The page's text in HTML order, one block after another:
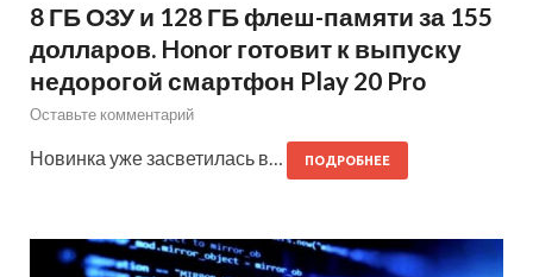
8 ГБ ОЗУ и 128 ГБ флеш-памяти за 155
долларов. Honor готовит к выпуску
недорогой смартфон Play 20 Pro
Оставьте комментарий
Новинка уже засветилась в… ПОДРОБНЕЕ